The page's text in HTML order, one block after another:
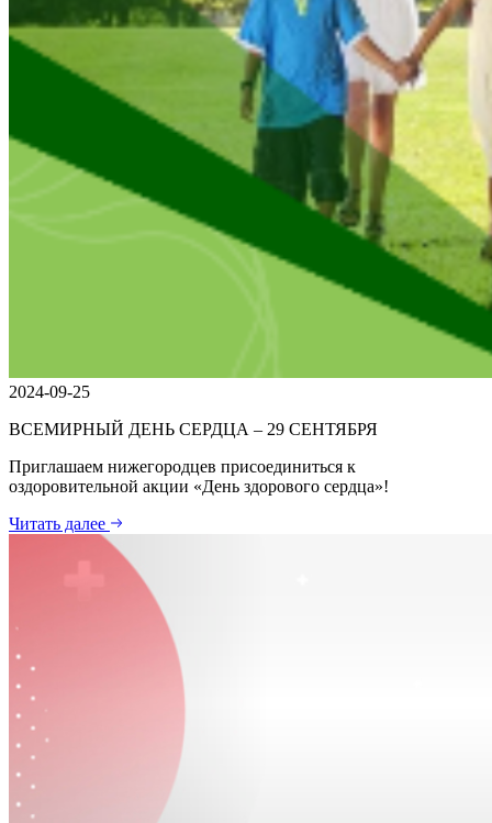
2024-09-25
ВСЕМИРНЫЙ ДЕНЬ СЕРДЦА – 29 СЕНТЯБРЯ
Приглашаем нижегородцев присоединиться к
оздоровительной акции «День здорового сердца»!
Читать далее